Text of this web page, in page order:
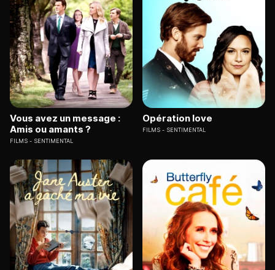
Vous avez un message :
Amis ou amants ?
FILMS SENTIMENTAL
Opération love
FILMS SENTIMENTAL